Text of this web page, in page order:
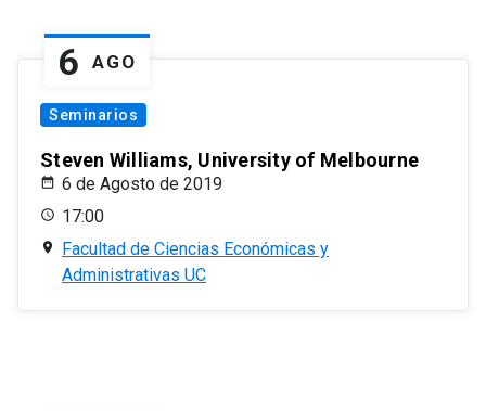
6 AGO
Seminarios
Steven Williams, University of Melbourne
6 de Agosto de 2019
17:00
Facultad de Ciencias Económicas y
Administrativas UC